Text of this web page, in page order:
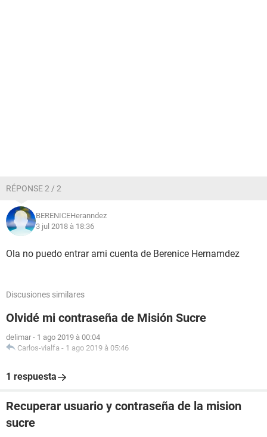
RÉPONSE 2 / 2
BERENICEHeranndez
3 jul 2018 à 18:36
Ola no puedo entrar ami cuenta de Berenice Hernamdez
Discusiones similares
Olvidé mi contraseña de Misión Sucre
delimar - 1 ago 2019 à 00:04
Carlos-vialfa - 1 ago 2019 à 05:46
1 respuesta
Recuperar usuario y contraseña de la mision
sucre